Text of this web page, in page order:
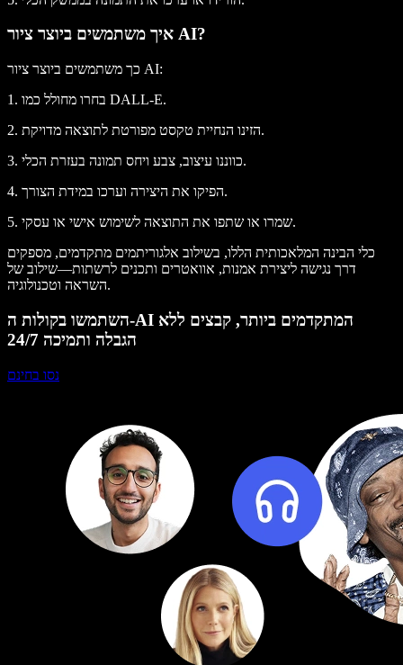
איך משתמשים ביוצר ציור AI?
כך משתמשים ביוצר ציור AI:
1. בחרו מחולל כמו DALL-E.
2. הזינו הנחיית טקסט מפורטת לתוצאה מדויקת.
3. כווננו עיצוב, צבע ויחס תמונה בעזרת הכלי.
4. הפיקו את היצירה וערכו במידת הצורך.
5. שמרו או שתפו את התוצאה לשימוש אישי או עסקי.
כלי הבינה המלאכותית הללו, בשילוב אלגוריתמים מתקדמים, מספקים
דרך נגישה ליצירת אמנות, אוואטרים ותכנים לרשתות—שילוב של
השראה וטכנולוגיה.
השתמשו בקולות ה-AI המתקדמים ביותר, קבצים ללא
הגבלה ותמיכה 24/7
נסו בחינם